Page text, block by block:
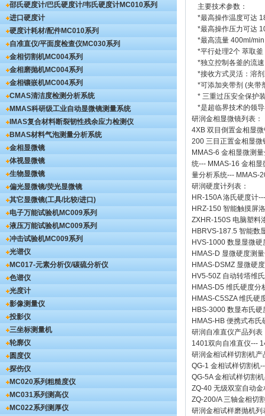
邵氏硬度计/巴氏硬度计/韦氏硬度计MC010系列
进口硬度计
硬度计耗材/配件MC010系列
自准直仪/平面度检查仪MC030系列
金相切割机MC004系列
金相磨抛机MC004系列
金相镶嵌机MC004系列
CMAS清洁度检测分析系统
MMAS科研级工业自动显微镜测量系统
IMAS复合材料断裂韧性残余应力检测仪
BMAS材料气泡测量分析系统
金相显微镜
体视显微镜
生物显微镜
偏光显微镜/荧光显微镜
其它显微镜(工具/比较/进口)
电子万能试验机MC009系列
液压万能试验机MC009系列
冲击试验机MC009系列
光谱仪
MC017-元素分析仪/碳硫分析仪
色谱仪
光度计
影像测量仪
投影仪
三坐标测量机
轮廓仪
圆度仪
探伤仪
MC020系列粗糙度仪
MC031系列测高仪
MC022系列测厚仪
主要技术参数：
*最高操作温度可达
*最高操作压力可达
*最高流量 400ml/
*平行处理2个 萃取
*独立控制各釜的流速
*接收方式灵活：溶
*可添加夹带剂 (夹带
* 三重过压安全保护
*是超临界技术的领
研润金相显微镜列表：
4XB 双目倒置金相显
200 三目正置金相显微
MMAS-6 金相显微测
统--- MMAS-16 金相显
量分析系统--- MMAS-
研润硬度计列表：
HR-150A 洛氏硬度计
HRZ-150 智能触摸屏
ZXHR-150S 电脑塑料
HBRVS-187.5 智能数
HVS-1000 数显显微硬
HMAS-D 显微硬度测
HMAS-DSMZ 显微硬
HV5-50Z 自动转塔维
HMAS-D5 维氏硬度分
HMAS-C5SZA 维氏硬
HBS-3000 数显布氏硬
HMAS-HB 便携式布氏
研润自准直仪产品列表
1401双向自准直仪---
研润金相试样切割机产
QG-1 金相试样切割机
QG-5A 金相试样切割机
ZQ-40 无级双室自动金
ZQ-200/A 三轴金相切
研润金相试样磨抛机列